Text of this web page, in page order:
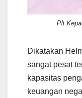
Plt
Dikatakan
sangat pesat
kapasitas
keuangan